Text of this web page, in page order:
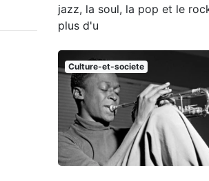
jazz, la soul, la pop et le
plus d'u
Culture-et-societe